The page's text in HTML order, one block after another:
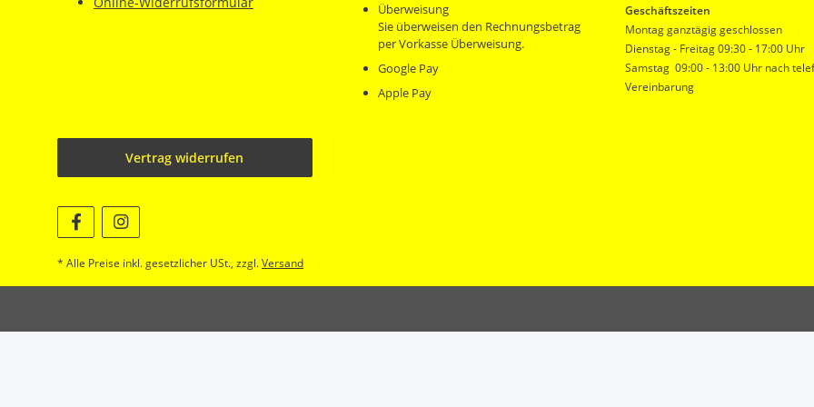
Überweisung
Sie überweisen den Rechnungsbetrag
per Vorkasse Überweisung.
Google Pay
Apple Pay
Geschäftszeiten
Montag ganztägig geschlossen
Dienstag - Freitag 09:30 - 17:00 Uhr
Samstag 09:00 - 13:00 Uhr nach
Vereinbarung
Vertrag widerrufen
* Alle Preise inkl. gesetzlicher USt., zzgl.Versand